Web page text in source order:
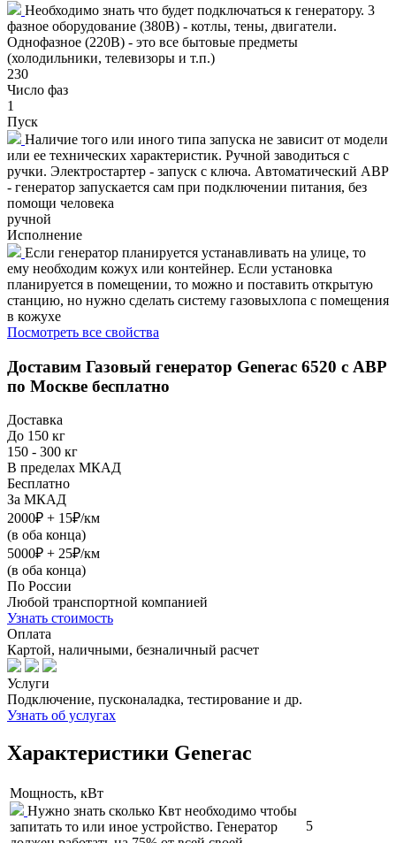
Необходимо знать что будет подключаться к генератору. 3
фазное оборудование (380В) - котлы, тены, двигатели.
Однофазное (220В) - это все бытовые предметы
(холодильники, телевизоры и т.п.)
230
Число фаз
1
Пуск
Наличие того или иного типа запуска не зависит от модели
или ее технических характеристик. Ручной заводиться с
ручки. Электростартер - запуск с ключа. Автоматический АВР
- генератор запускается сам при подключении питания, без
помощи человека
ручной
Исполнение
Если генератор планируется устанавливать на улице, то
ему необходим кожух или контейнер. Если установка
планируется в помещении, то можно и поставить открытую
станцию, но нужно сделать систему газовыхлопа с помещения
в кожухе
Посмотреть все свойства
Доставим Газовый генератор Generac 6520 с АВР
по Москве бесплатно
Доставка
До 150 кг
150 - 300 кг
В пределах МКАД
Бесплатно
За МКАД
2000₽ + 15₽/км
(в оба конца)
5000₽ + 25₽/км
(в оба конца)
По России
Любой транспортной компанией
Узнать стоимость
Оплата
Картой, наличными, безналичный расчет
Услуги
Подключение, пусконаладка, тестирование и др.
Узнать об услугах
Характеристики Generac
Мощность, кВт
Нужно знать сколько Квт необходимо чтобы
запитать то или иное устройство. Генератор
5